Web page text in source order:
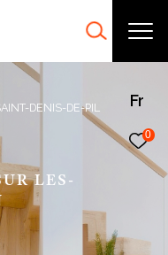
Fr
0
DENIS-DE-PIL
LES-